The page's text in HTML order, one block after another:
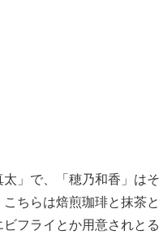
」で、「穂乃和香」は
ちらは焙煎珈琲と抹茶
フライとか用意されとる